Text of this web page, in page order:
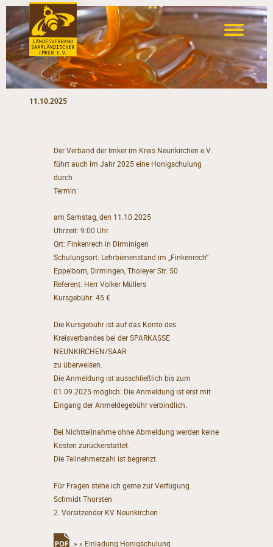
11.10.2025
Der Verband der Imker im Kreis Neunkirchen e.V.
führt auch im Jahr 2025 eine Honigschulung
durch
Termin:
am Samstag, den 11.10.2025
Uhrzeit: 9:00 Uhr
Ort: Finkenrech in Dirminigen
Schulungsort: Lehrbienenstand im „Finkenrech“
Eppelborn, Dirmingen, Tholeyer Str. 50
Referent: Herr Volker Müllers
Kursgebühr: 45 €
Die Kursgebühr ist auf das Konto des
Kreisverbandes bei der SPARKASSE
NEUNKIRCHEN/SAAR
zu überweisen.
Die Anmeldung ist ausschließlich bis zum
01.09.2025 möglich: Die Anmeldung ist erst mit
Eingang der Anmeldegebühr verbindlich.
Bei Nichtteilnahme ohne Abmeldung werden keine
Kosten zurückerstattet.
Die Teilnehmerzahl ist begrenzt.
Für Fragen stehe ich gerne zur Verfügung.
Schmidt Thorsten
2. Vorsitzender KV Neunkirchen
» » Einladung Honigschulung